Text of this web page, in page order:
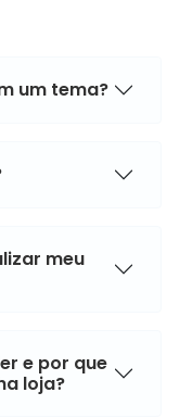
um tema?
meu
e por que
loja?